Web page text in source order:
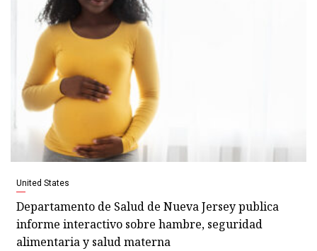
United States
Departamento de Salud de Nueva Jersey publica
informe interactivo sobre hambre, seguridad
alimentaria y salud materna